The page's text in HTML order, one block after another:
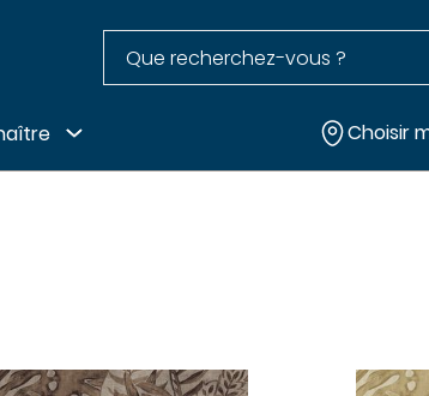
Rechercher dans le site
Choisir